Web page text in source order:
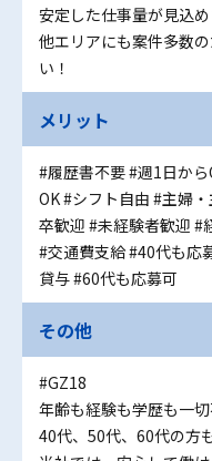
安定した仕事量が見込め
他エリアにも案件多数
い！
メリット
#履歴書不要#週1日から
OK#シフト自由 #主婦
卒歓迎 #未経験者歓迎 #
#交通費支給#40代も応
貸与#60代も応募可
その他
#GZ18
年齢も経験も学歴も一
40代、50代、60代の方